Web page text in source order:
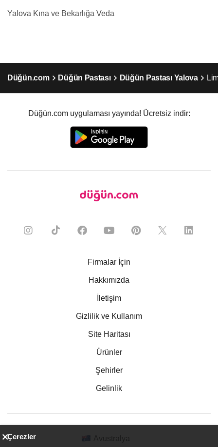
Yalova Kına ve Bekarlığa Veda
Düğün.com Düğün Pastası Düğün Pastası Yalova
Düğün.com uygulaması yayında! Ücretsiz indir:
Firmalar İçin
Hakkımızda
İletişim
Gizlilik ve Kullanım
Site Haritası
Ürünler
Şehirler
Gelinlik
Çerezler